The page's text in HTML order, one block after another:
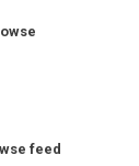
feed